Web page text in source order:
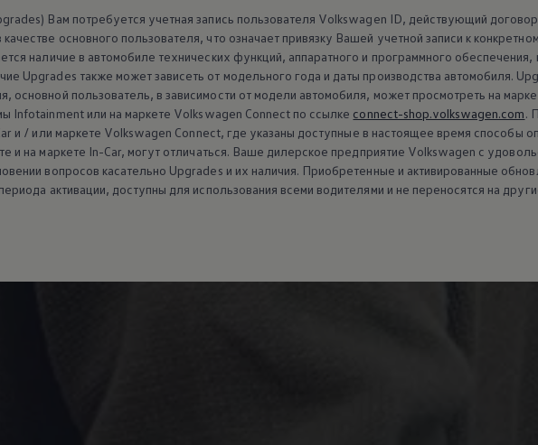
Вам потребуется учетная запись пользователя Volkswagen ID, действующий
основного пользователя, что означает привязку Вашей учетной записи к
наличие в автомобиле технических функций, аппаратного и программного
Upgrades также может зависеть от модельного года и даты производства автомобиля.
основной пользователь, в зависимости от модели автомобиля, может просмотреть на
Infotainment или на маркете Volkswagen Connect по ссылке connect-shop.volkswagen.com.
и / или маркете Volkswagen Connect, где указаны доступные в настоящее время способы
и на маркете In-Car, могут отличаться. Ваше дилерское предприятие Volkswagen с
вопросов касательно Upgrades и их наличия. Приобретенные и активированные
активации, доступны для использования всеми водителями и не переносятся на